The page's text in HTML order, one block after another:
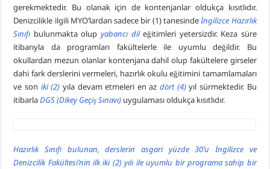
gerekmektedir. Bu olanak için de kontenjanlar oldukça kısıtlıdır.
Denizcilikle ilgili MYO’lardan sadece bir (1) tanesindeİngilizce Hazırlık
Sınıfı bulunmakta olup yabancı dileğitimleri yetersizdir. Keza süre
itibarıyla da programları fakültelerle ile uyumlu değildir. Bu
okullardan mezun olanlar kontenjana dahil olup fakültelere girseler
dahi fark derslerini vermeleri, hazırlık okulu eğitimini tamamlamaları
ve son iki (2) yıla devam etmeleri en azdört (4)yıl sürmektedir. Bu
itibarlaDGS (Dikey Geçiş Sınavı) uygulaması oldukça kısıtlıdır.
Hazırlık Sınıfı bulunan, derslerin asgari yüzde 30’u İngilizce ve
Denizcilik Fakültesi’nin ilk iki (2) yılı ile uyumlu bir programa sahip bir